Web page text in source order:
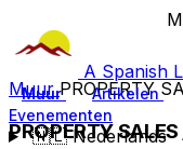
A Spanish
Muur Artikelen
Evenementen
🇳🇱Nederlands
MuurPROPERTY
PROPERTY